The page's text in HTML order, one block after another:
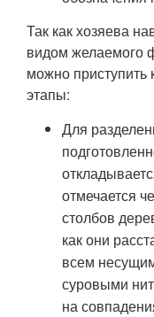
Так как хозяева
видом желаемого
можно
этапы:
Для
отмечается
столбов
как они
всем
суровыми
на